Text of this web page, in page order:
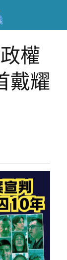
權
戴耀